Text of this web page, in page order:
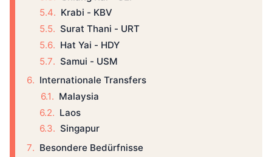
Krabi - KBV
Surat Thani - URT
Hat Yai - HDY
Samui - USM
Internationale Transfers
Malaysia
Laos
Singapur
Besondere Bedürfnisse